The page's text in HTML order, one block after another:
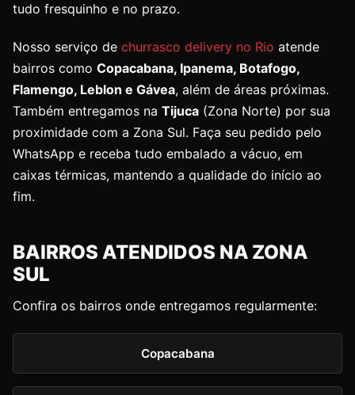
tudo fresquinho e no prazo.
Nosso serviço de churrasco delivery no Rio atende
bairros como Copacabana, Ipanema, Botafogo,
Flamengo, Leblon e Gávea, além de áreas próximas.
Também entregamos na Tijuca (Zona Norte) por sua
proximidade com a Zona Sul. Faça seu pedido pelo
WhatsApp e receba tudo embalado a vácuo, em
caixas térmicas, mantendo a qualidade do início ao
fim.
BAIRROS ATENDIDOS NA ZONA
SUL
Confira os bairros onde entregamos regularmente:
Copacabana